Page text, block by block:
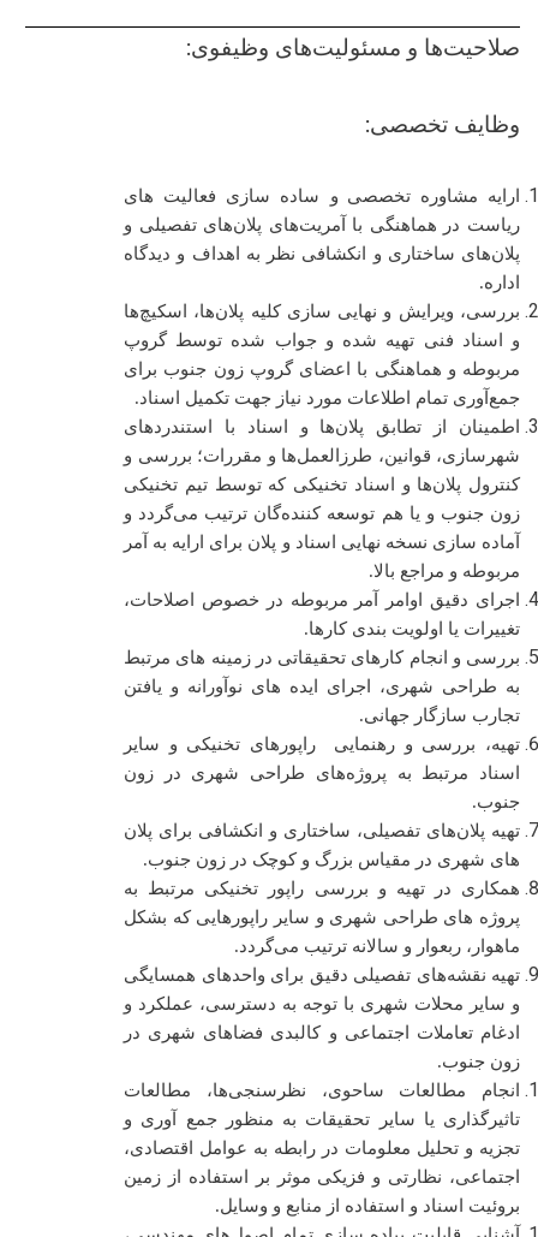
صلاحیت‌ها و مسئولیت‌های وظیفوی:
وظایف تخصصی:
ارایه مشاوره تخصصی و ساده سازی فعالیت های
ریاست در هماهنگی با آمریت‌های پلان‌های تفصیلی و
پلان‌های ساختاری و انکشافی نظر به اهداف و دیدگاه
اداره.
بررسی، ویرایش و نهایی سازی کلیه پلان‌ها، اسکیچ‌ها
و اسناد فنی تهیه شده و جواب شده توسط گروپ
مربوطه و هماهنگی با اعضای گروپ زون جنوب برای
جمع‌آوری تمام اطلاعات مورد نیاز جهت تکمیل اسناد.
اطمینان از تطابق پلان‌ها و اسناد با استندردهای
شهرسازی، قوانین، طرزالعمل‌ها و مقررات؛ بررسی و
کنترول پلان‌ها و اسناد تخنیکی که توسط تیم تخنیکی
زون جنوب و یا هم توسعه کننده‌گان ترتیب می‌گردد و
آماده سازی نسخه نهایی اسناد و پلان برای ارایه به آمر
مربوطه و مراجع بالا.
اجرای دقیق اوامر آمر مربوطه در خصوص اصلاحات،
تغییرات یا اولویت بندی کارها.
بررسی و انجام کارهای تحقیقاتی در زمینه های مرتبط
به طراحی شهری، اجرای ایده های نوآورانه و یافتن
تجارب سازگار جهانی.
تهیه، بررسی و رهنمایی راپورهای تخنیکی و سایر
اسناد مرتبط به پروژه‌های طراحی شهری در زون
جنوب.
تهیه پلان‌های تفصیلی، ساختاری و انکشافی برای پلان
های شهری در مقیاس بزرگ و کوچک در زون جنوب.
همکاری در تهیه و بررسی راپور تخنیکی مرتبط به
پروژه های طراحی شهری و سایر راپورهایی که بشکل
ماهوار، ربعوار و سالانه ترتیب می‌گردد.
تهیه نقشه‌های تفصیلی دقیق برای واحدهای همسایگی
و سایر محلات شهری با توجه به دسترسی، عملکرد و
ادغام تعاملات اجتماعی و کالبدی فضاهای شهری در
زون جنوب.
انجام مطالعات ساحوی، نظرسنجی‌ها، مطالعات
تاثیرگذاری یا سایر تحقیقات به منظور جمع آوری و
تجزیه و تحلیل معلومات در رابطه به عوامل اقتصادی،
اجتماعی، نظارتی و فزیکی موثر بر استفاده از زمین
بروئیت اسناد و استفاده از منابع و وسایل.